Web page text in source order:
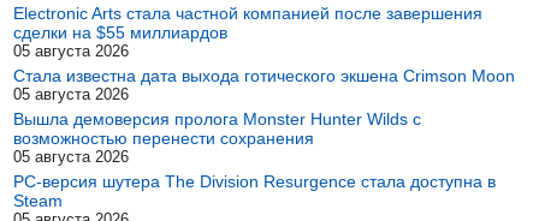
Electronic Arts стала частной компанией после завершения
сделки на $55 миллиардов
05 августа 2026
Стала известна дата выхода готического экшена Crimson Moon
05 августа 2026
Вышла демоверсия пролога Monster Hunter Wilds с
возможностью перенести сохранения
05 августа 2026
PC-версия шутера The Division Resurgence стала доступна в
Steam